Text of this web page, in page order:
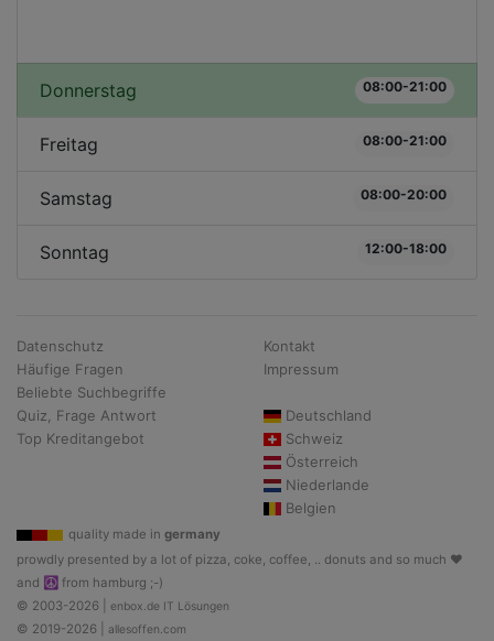
Donnerstag 08:00-21:00
Freitag 08:00-21:00
Samstag 08:00-20:00
Sonntag 12:00-18:00
Datenschutz
Häufige Fragen
Beliebte Suchbegriffe
Quiz, Frage Antwort
Top Kreditangebot
Kontakt
Impressum
Deutschland
Schweiz
Österreich
Niederlande
Belgien
quality made in germany
prowdly presented by a lot of pizza, coke, coffee, .. donuts and so much ♥
and ☮ from hamburg ;-)
© 2003-2026 | enbox.de IT Lösungen
© 2019-2026 | allesoffen.com